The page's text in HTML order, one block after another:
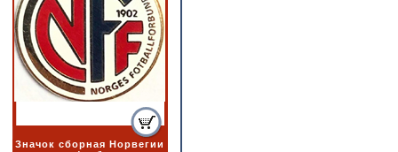
Значок сборная Норвегии